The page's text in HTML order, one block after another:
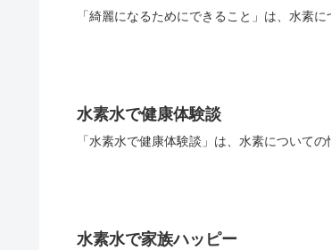
「綺麗になるためにできること」は、水素
水素水で健康体験談
「水素水で健康体験談」は、水素について
水素水で家族ハッピー